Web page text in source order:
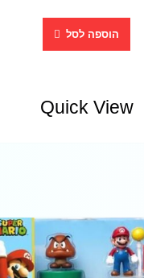
הוספה לסל
Quick View